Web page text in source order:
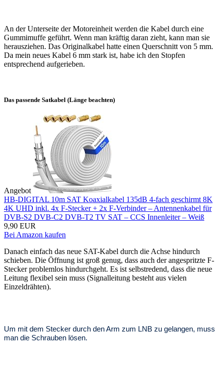
An der Unterseite der Motoreinheit werden die Kabel durch eine
Gummimuffe geführt. Wenn man kräftig daran zieht, kann man sie
herausziehen. Das Originalkabel hatte einen Querschnitt von 5 mm.
Da mein neues Kabel 6 mm stark ist, habe ich den Stopfen
entsprechend aufgerieben.
Das passende Satkabel (Länge beachten)
Angebot
HB-DIGITAL 10m SAT Koaxialkabel 135dB 4-fach geschirmt 8K
4K UHD inkl. 4x F-Stecker + 2x F-Verbinder – Antennenkabel für
DVB-S2 DVB-C2 DVB-T2 TV SAT – CCS Innenleiter – Weiß
9,90 EUR
Bei Amazon kaufen
Danach einfach das neue SAT-Kabel durch die Achse hindurch
schieben. Die Öffnung ist groß genug, dass auch der angespritzte F-
Stecker problemlos hindurchgeht. Es ist selbstredend, dass die neue
Leitung flexibel sein muss (Signalleitung besteht aus vielen
Einzeldrähten).
Um mit dem Stecker durch den Arm zum LNB zu gelangen, muss
man die Schrauben lösen.